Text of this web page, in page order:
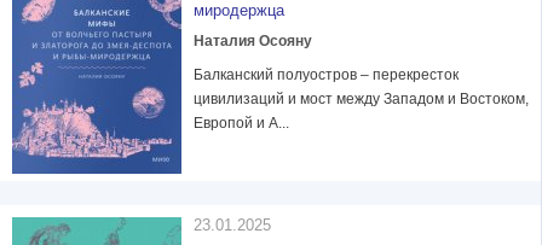
миродержца
Наталия Осояну
Балканский полуостров – перекресток
цивилизаций и мост между Западом и Востоком,
Европой и А...
23.01.2025